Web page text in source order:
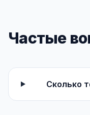
Частые
Сколько